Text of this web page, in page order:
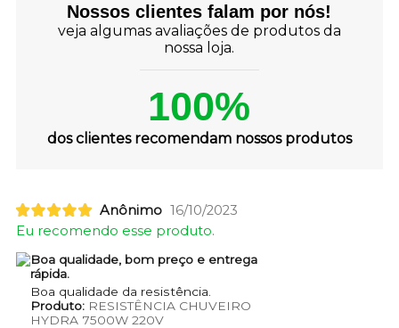
Nossos clientes falam por nós!
veja algumas avaliações de produtos da
nossa loja.
100%
dos clientes recomendam nossos produtos
Anônimo 16/10/2023
Eu recomendo esse produto.
Boa qualidade, bom preço e entrega
rápida.
Boa qualidade da resistência.
Produto:RESISTÊNCIA CHUVEIRO
HYDRA 7500W 220V